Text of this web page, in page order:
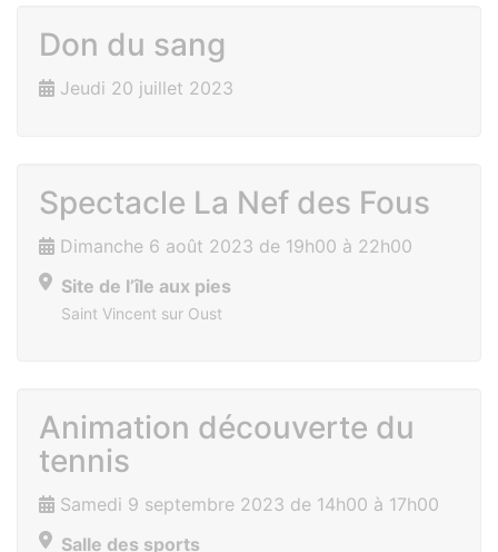
Don du sang
Jeudi 20 juillet 2023
Spectacle La Nef des Fous
Dimanche 6 août 2023 de 19h00 à 22h00
Site de l’île aux pies
Saint Vincent sur Oust
Animation découverte du
tennis
Samedi 9 septembre 2023 de 14h00 à 17h00
Salle des sports